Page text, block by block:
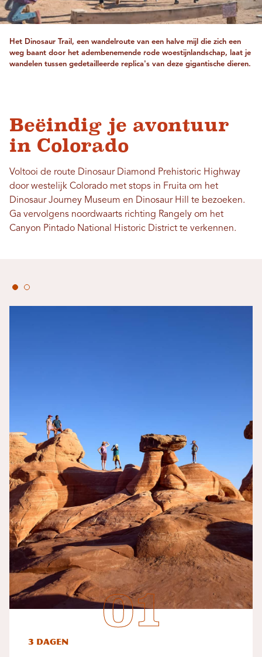
Het Dinosaur Trail, een wandelroute van een halve mijl die zich een
weg baant door het adembenemende rode woestijnlandschap, laat je
wandelen tussen gedetailleerde replica's van deze gigantische dieren.
Beëindig je avontuur
in Colorado
Voltooi de route Dinosaur Diamond Prehistoric Highway
door westelijk Colorado met stops in Fruita om het
Dinosaur Journey Museum en Dinosaur Hill te bezoeken.
Ga vervolgens noordwaarts richting Rangely om het
Canyon Pintado National Historic District te verkennen.
3 dagen